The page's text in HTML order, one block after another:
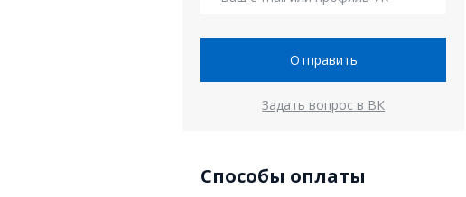
Отправить
Задать вопрос в ВК
Способы оплаты